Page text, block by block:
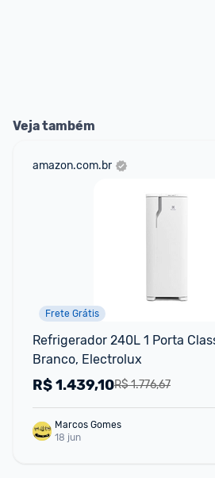
Veja também
amazon.com.br
Frete Grátis
Refrigerador 240L 1 Porta
Branco, Electrolux
R$ 1.776,67
R$1.439,10
Marcos Gomes
18 jun